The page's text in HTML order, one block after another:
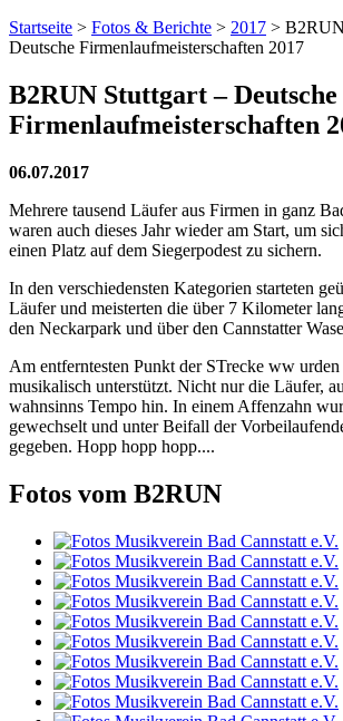
Startseite > Fotos & Berichte > 2017 >
Deutsche Firmenlaufmeisterschaften 2017
B2RUN Stuttgart – Deutsche
Firmenlaufmeisterschaften
06.07.2017
Mehrere tausend Läufer aus Firmen in ganz
waren auch dieses Jahr wieder am Start, um
einen Platz auf dem Siegerpodest zu sichern.
In den verschiedensten Kategorien starteten
Läufer und meisterten die über 7 Kilometer
den Neckarpark und über den Cannstatter
Am entferntesten Punkt der STrecke ww
musikalisch unterstützt. Nicht nur die Läufer,
wahnsinns Tempo hin. In einem Affenzahn
gewechselt und unter Beifall der
gegeben. Hopp hopp hopp....
Fotos vom B2RUN